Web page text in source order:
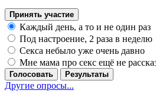
Принять участие
Каждый день, а то и не один раз
Под настроение, 2 раза в неделю
Секса небыло уже очень давно
Мне мама про секс ещё не
Голосовать Результаты
Другие опросы...